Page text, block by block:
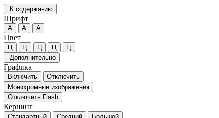
К содержанию
Шрифт
А А А
Цвет
Ц Ц Ц Ц
Ц
Дополнительно
Графика
Включить
Отключить
Монохромные изображения
Отключить Flash
Кернинг
Стандартный Средний Большой